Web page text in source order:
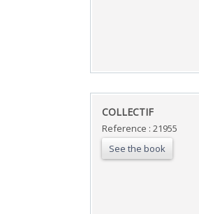
‎COLLECTIF‎
Reference : 21955
See the book